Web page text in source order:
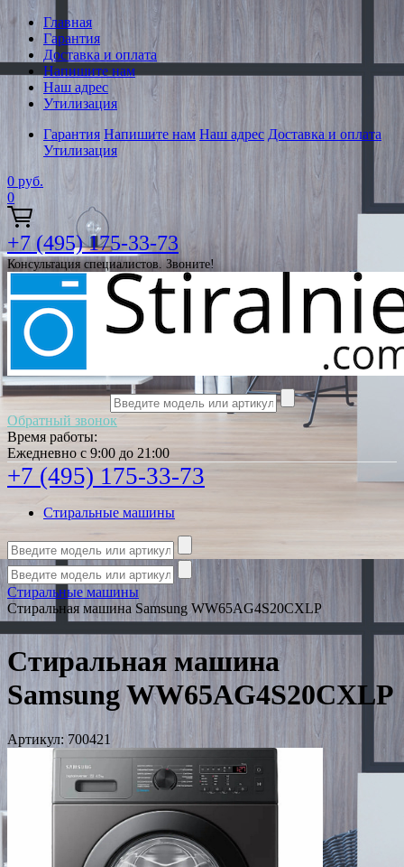
Главная
Гарантия
Доставка и оплата
Напишите нам
Наш адрес
Утилизация
Гарантия Напишите нам Наш адрес Доставка и оплата
Утилизация
0 руб.
0
+7 (495) 175-33-73
Консультация специалистов. Звоните!
Обратный звонок
Время работы:
Ежедневно с 9:00 до 21:00
+7 (495) 175-33-73
Стиральные машины
Стиральные машины
Стиральная машина Samsung WW65AG4S20CXLP
Стиральная машина
Samsung WW65AG4S20CXLP
Артикул: 700421